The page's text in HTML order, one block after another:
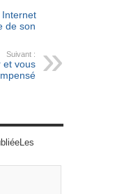
Internet
de son
Suivant :
et vous